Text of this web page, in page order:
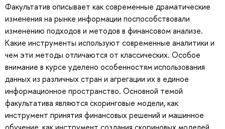
Факультатив описывает как современные драматические
изменения на рынке информации поспособствовали
изменению подходов и методов в финансовом анализе.
Какие инструменты используют современные аналитики и
чем эти методы отличаются от классических. Особое
внимание в курсе уделено особенностям использования
данных из различных стран и агрегации их в единое
информационное пространство. Основной темой
факультатива являются скоринговые модели, как
инструмент принятия финансовых решений и машинное